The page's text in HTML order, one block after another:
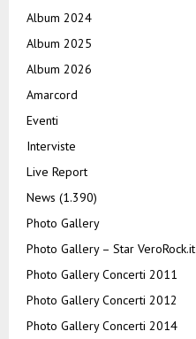
Album 2024
Album 2025
Album 2026
Amarcord
Eventi
Interviste
Live Report
News (1.390)
Photo Gallery
Photo Gallery – Star VeroRock.it
Photo Gallery Concerti 2011
Photo Gallery Concerti 2012
Photo Gallery Concerti 2014